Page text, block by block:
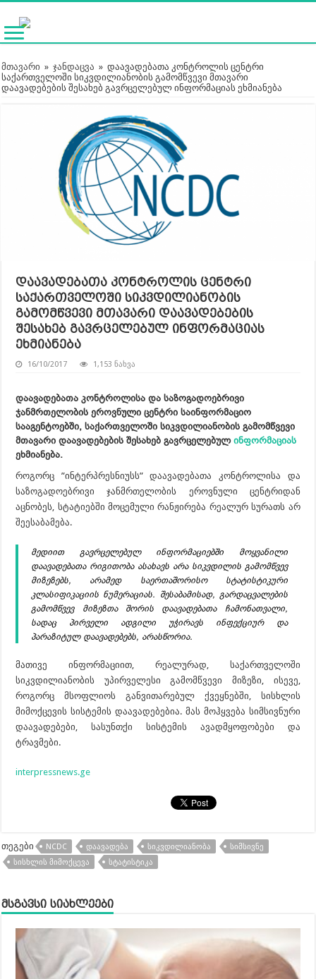
მთავარი » ჯანდაცვა » დაავადებათა კონტროლის ცენტრი
საქართველოში სიკვდილიანობის გამომწვევი მთავარი
დაავადებების შესახებ გავრცელებულ ინფორმაციას ეხმიანება
დაავადებათა კონტროლის ცენტრი
საქართველოში სიკვდილიანობის
გამომწვევი მთავარი დაავადებების
შესახებ გავრცელებულ ინფორმაციას
ეხმიანება
16/10/2017 1,153 ნახვა
დაავადებათა კონტროლისა და საზოგადოებრივი
ჯანმრთელობის ეროვნული ცენტრი საინფორმაციო
სააგენტოებში, საქართველოში სიკვდილიანობის გამომწვევი
მთავარი დაავადებების შესახებ გავრცელებულინფორმაციას
ეხმიანება.
როგორც ”ინტერპრესნიუსს” დაავადებათა კონტროლისა და
საზოგადოებრივი ჯანმრთელობის ეროვნული ცენტრიდან
აცნობეს, სტატიებში მოცემული რანჟირება რეალურ სურათს არ
შეესაბამება.
მედიით გავრცელებულ ინფორმაციებში მოყვანილი
დაავადებათა რიგითობა ასახავს არა სიკვდილის გამომწვევ
მიზეზებს, არამედ საერთაშორისო სტატისტიკური
კლასიფიკაციის ნუმერაციას. შესაბამისად, გარდაცვალების
გამომწვევ მიზეზთა შორის დაავადებათა ჩამონათვალი,
სადაც პირველი ადგილი უჭირავს ინფექციურ და
პარაზიტულ დაავადებებს, არასწორია.
მათივე ინფორმაციით, რეალურად, საქართველოში
სიკვდილიანობის უპირველესი გამომწვევი მიზეზი, ისევე,
როგორც მსოფლიოს განვითარებულ ქვეყნებში, სისხლის
მიმოქცევის სისტემის დაავადებებია. მას მოჰყვება სიმსივნური
დაავადებები, სასუნთქი სისტემის ავადმყოფობები და
ტრავმები.
interpressnews.ge
თეგები NCDC ᲓᲐᲐᲕᲐᲓᲔᲑᲐ ᲡᲘᲙᲕᲓᲘᲚᲘᲐᲜᲝᲑᲐ
ᲡᲘᲛᲡᲘᲕᲜᲔ
ᲡᲘᲡᲮᲚᲘᲡ ᲛᲘᲛᲝᲥᲪᲔᲕᲐ
ᲡᲢᲐᲢᲘᲡᲢᲘᲙᲐ
მსგავსი სიახლეები